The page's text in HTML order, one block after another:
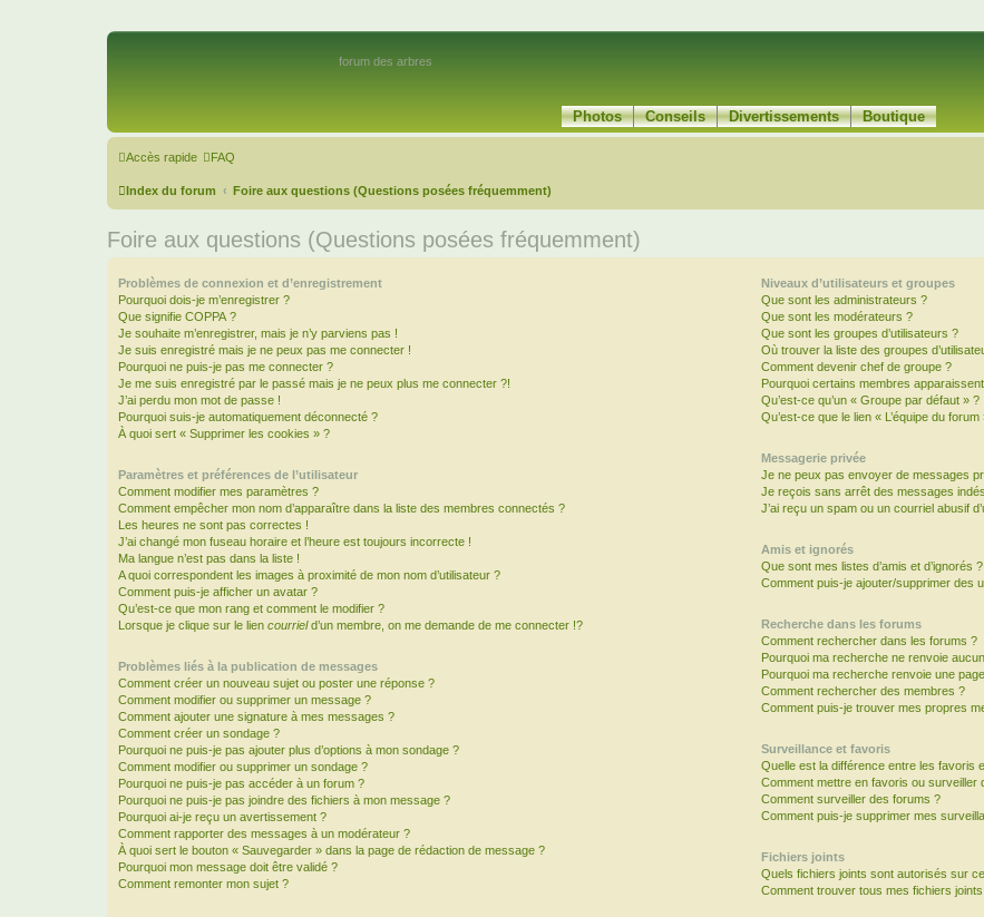
forum des arbres
Photos Conseils Divertissements Boutique
Accès rapide FAQ
Index du forum Foire aux questions (Questions posées fréquemment)
Foire aux questions (Questions posées fréquemment)
Problèmes de connexion et d’enregistrement
Pourquoi dois-je m’enregistrer ?
Que signifie COPPA ?
Je souhaite m’enregistrer, mais je n’y parviens pas !
Je suis enregistré mais je ne peux pas me connecter !
Pourquoi ne puis-je pas me connecter ?
Je me suis enregistré par le passé mais je ne peux plus me connecter ?!
J’ai perdu mon mot de passe !
Pourquoi suis-je automatiquement déconnecté ?
À quoi sert « Supprimer les cookies » ?
Paramètres et préférences de l’utilisateur
Comment modifier mes paramètres ?
Comment empêcher mon nom d’apparaître dans la liste des membres connectés ?
Les heures ne sont pas correctes !
J’ai changé mon fuseau horaire et l’heure est toujours incorrecte !
Ma langue n’est pas dans la liste !
A quoi correspondent les images à proximité de mon nom d’utilisateur ?
Comment puis-je afficher un avatar ?
Qu’est-ce que mon rang et comment le modifier ?
Lorsque je clique sur le lien courrield’un membre, on me demande de me connecter !?
Problèmes liés à la publication de messages
Comment créer un nouveau sujet ou poster une réponse ?
Comment modifier ou supprimer un message ?
Comment ajouter une signature à mes messages ?
Comment créer un sondage ?
Pourquoi ne puis-je pas ajouter plus d’options à mon sondage ?
Comment modifier ou supprimer un sondage ?
Pourquoi ne puis-je pas accéder à un forum ?
Pourquoi ne puis-je pas joindre des fichiers à mon message ?
Pourquoi ai-je reçu un avertissement ?
Comment rapporter des messages à un modérateur ?
À quoi sert le bouton « Sauvegarder » dans la page de rédaction de message ?
Pourquoi mon message doit être validé ?
Comment remonter mon sujet ?
Niveaux d’utilisateurs et groupes
Que sont les administrateurs ?
Que sont les modérateurs ?
Que sont les groupes d’utilisateurs ?
Où trouver la liste des groupes
Comment devenir chef de groupe ?
Pourquoi certains membres
Qu’est-ce qu’un « Groupe par défaut » ?
Qu’est-ce que le lien « L’équipe du forum
Messagerie privée
Je ne peux pas envoyer de messages
Je reçois sans arrêt des messages
J’ai reçu un spam ou un courriel abusif
Amis et ignorés
Que sont mes listes d’amis et d’ignorés ?
Comment puis-je ajouter/supprimer des
Recherche dans les forums
Comment rechercher dans les forums ?
Pourquoi ma recherche ne renvoie
Pourquoi ma recherche renvoie une
Comment rechercher des membres ?
Comment puis-je trouver mes propres
Surveillance et favoris
Quelle est la différence entre les favoris
Comment mettre en favoris ou surveiller
Comment surveiller des forums ?
Comment puis-je supprimer mes
Fichiers joints
Quels fichiers joints sont autorisés sur
Comment trouver tous mes fichiers